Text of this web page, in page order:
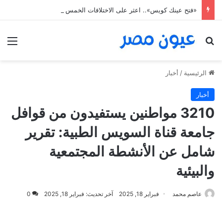
بحث عن
الرئيسية / أخبار
أخبار
3210 مواطنين يستفيدون من قوافل
جامعة قناة السويس الطبية: تقرير
شامل عن الأنشطة المجتمعية
والبيئية
عاصم محمد فبراير 18, 2025 آخر تحديث: فبراير 18, 2025 0